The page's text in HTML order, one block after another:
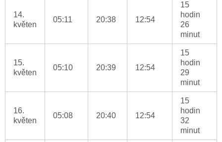
14.
květen
05:11 20:38 12:54
15
hodin
26
minut
15.
květen
05:10 20:39 12:54
15
hodin
29
minut
16.
květen
05:08 20:40 12:54
15
hodin
32
minut